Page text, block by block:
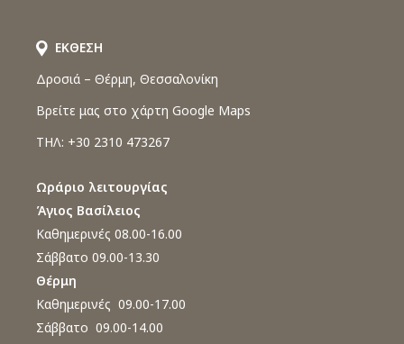
ΕΚΘΕΣΗ
Δροσιά – Θέρμη, Θεσσαλονίκη
Βρείτε μας στο χάρτη Google Maps
ΤΗΛ: +30 2310 473267
Ωράριο λειτουργίας
Άγιος Βασίλειος
Καθημερινές 08.00-16.00
Σάββατο 09.00-13.30
Θέρμη
Καθημερινές 09.00-17.00
Σάββατο 09.00-14.00